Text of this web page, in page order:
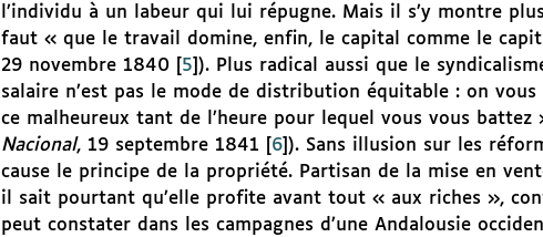
l’individu à un labeur qui lui répugne. Mais il s’y montre
faut « que le travail domine, enfin, le capital comme le
29 novembre 1840[ 5 ). Plus radical aussi que le
salaire n’est pas le mode de distribution équitable : on
ce malheureux tant de l’heure pour lequel vous vous
Nacional, 19 septembre 1841 6] ). Sans illusion sur les
cause le principe de la propriété. Partisan de la mise en
il sait pourtant qu’elle profite avant tout « aux riches »,
peut constater dans les campagnes d’une Andalousie